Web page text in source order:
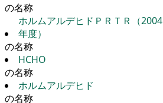
の名称
ホルムアルデヒドＰＲＴＲ（2004
年度）
の名称
HCHO
の名称
ホルムアルデヒド
の名称